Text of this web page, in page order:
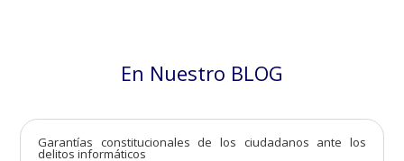
En Nuestro BLOG
Garantías constitucionales de los ciudadanos ante los
delitos informáticos